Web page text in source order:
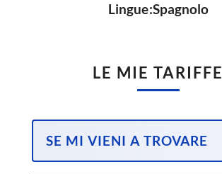
Lingue Spagnolo
LE MIE TARIFFE
SE MI VIENI A TROVARE